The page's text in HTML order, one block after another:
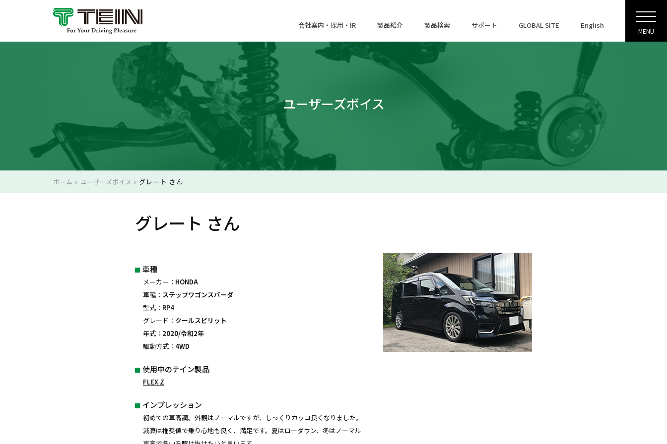
会社案内・採用・IR 製品紹介 製品検索 サポート GLOBAL SITE English
MENU
ユーザーズボイス
ホーム » ユーザーズボイス » グレート さん
グレート さん
車種
メーカー： HONDA
車種： ステップワゴンスパーダ
型式： RP4
グレード： クールスピリット
年式： 2020/令和2年
駆動方式： 4WD
使用中のテイン製品
FLEX Z
インプレッション
初めての車高調。外観はノーマルですが、しっくりカッコ良くなりました。
減衰は推奨値で乗り心地も良く、満足です。夏はローダウン、冬はノーマル